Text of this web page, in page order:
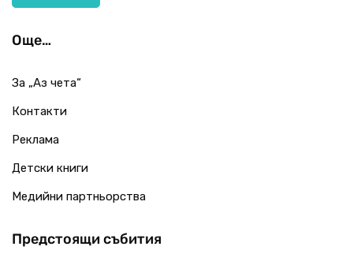
Още…
За „Аз чета“
Контакти
Реклама
Детски книги
Медийни партньорства
Предстоящи събития